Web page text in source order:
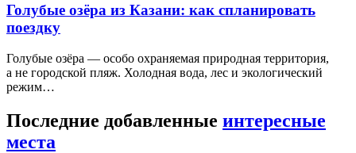
Голубые озёра из Казани: как спланировать
поездку
Голубые озёра — особо охраняемая природная территория,
а не городской пляж. Холодная вода, лес и экологический
режим…
Последние добавленные интересные
места